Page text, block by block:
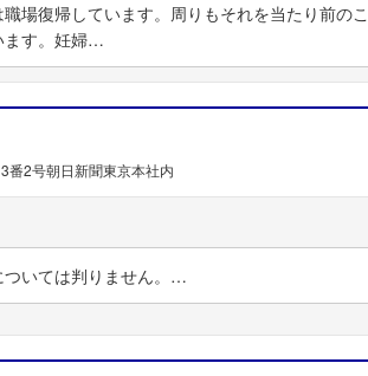
場復帰しています。周りもそれを当たり前の
ます。妊婦…
番2号朝日新聞東京本社内
ついては判りません。…